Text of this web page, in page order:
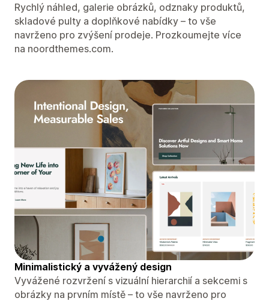
Rychlý náhled, galerie obrázků, odznaky produktů,
skladové pulty a doplňkové nabídky – to vše
navrženo pro zvýšení prodeje. Prozkoumejte více
na noordthemes.com.
Minimalistický a vyvážený design
Vyvážené rozvržení s vizuální hierarchií a sekcemi s
obrázky na prvním místě – to vše navrženo pro